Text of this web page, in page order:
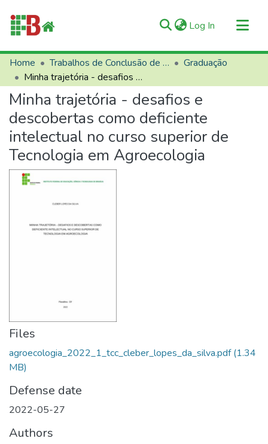
Log In (current)
Communities & Collections
All of RIIFB
Manuals and Terms
Statistics
About RIIFB
Help
Contacts
Home Trabalhos de Conclusão de Curso (TCCs)
Graduação
Minha trajetória - desafios e descobertas como deficiente intelectual no curso superior de Tecnologia em Agroecologia
Minha trajetória - desafios e
descobertas como deficiente
intelectual no curso superior de
Tecnologia em Agroecologia
Files
agroecologia_2022_1_tcc_cleber_lopes_da_silva.pdf(1.34
MB)
Defense date
2022-05-27
Authors